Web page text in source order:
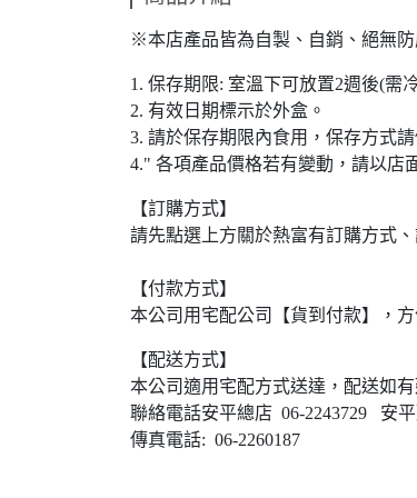
※本店產品皆為自製、自銷、絕無
1. 保存期限: 室溫下可放置2週後(需
2. 有效日期標示於外盒。
3. 請於保存期限內食用，保存方式
4." 各項產品價格若有變動，請以店
【訂購方式】
請先點選上方關於熱富有訂購方式
【付款方式】
本公司用宅配公司【貨到付款】，方
【配送方式】
本公司適用宅配方式送達，配送如
聯絡電話安平總店 06-2243729 安平
傳真電話: 06-2260187